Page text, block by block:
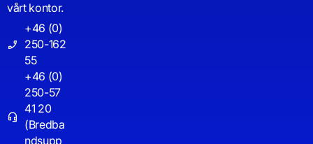
vårt kontor.
+46 (0)
250-162
55
+46 (0)
250-57
41 20
(Bredba
ndsupp